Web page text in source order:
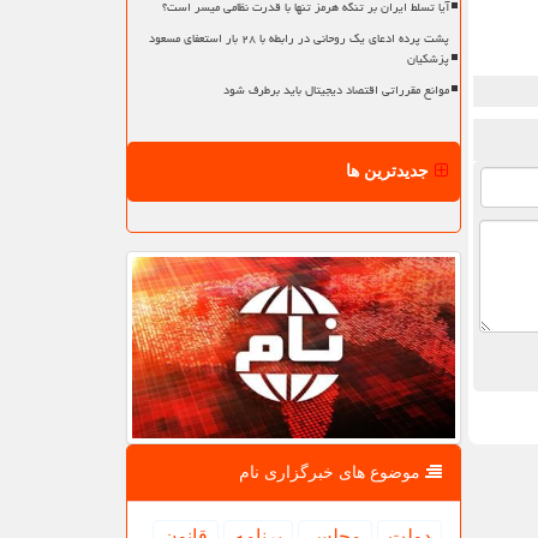
آیا تسلط ایران بر تنگه هرمز تنها با قدرت نظامی میسر است؟
پشت پرده ادعای یک روحانی در رابطه با ۲۸ بار استعفای مسعود
پزشکیان
موانع مقرراتی اقتصاد دیجیتال باید برطرف شود
جدیدترین ها
موضوع های خبرگزاری نام